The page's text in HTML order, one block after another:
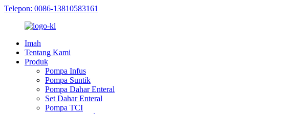
Telepon: 0086-13810583161
Imah
Tentang Kami
Produk
Pompa Infus
Pompa Suntik
Pompa Dahar Enteral
Set Dahar Enteral
Pompa TCI